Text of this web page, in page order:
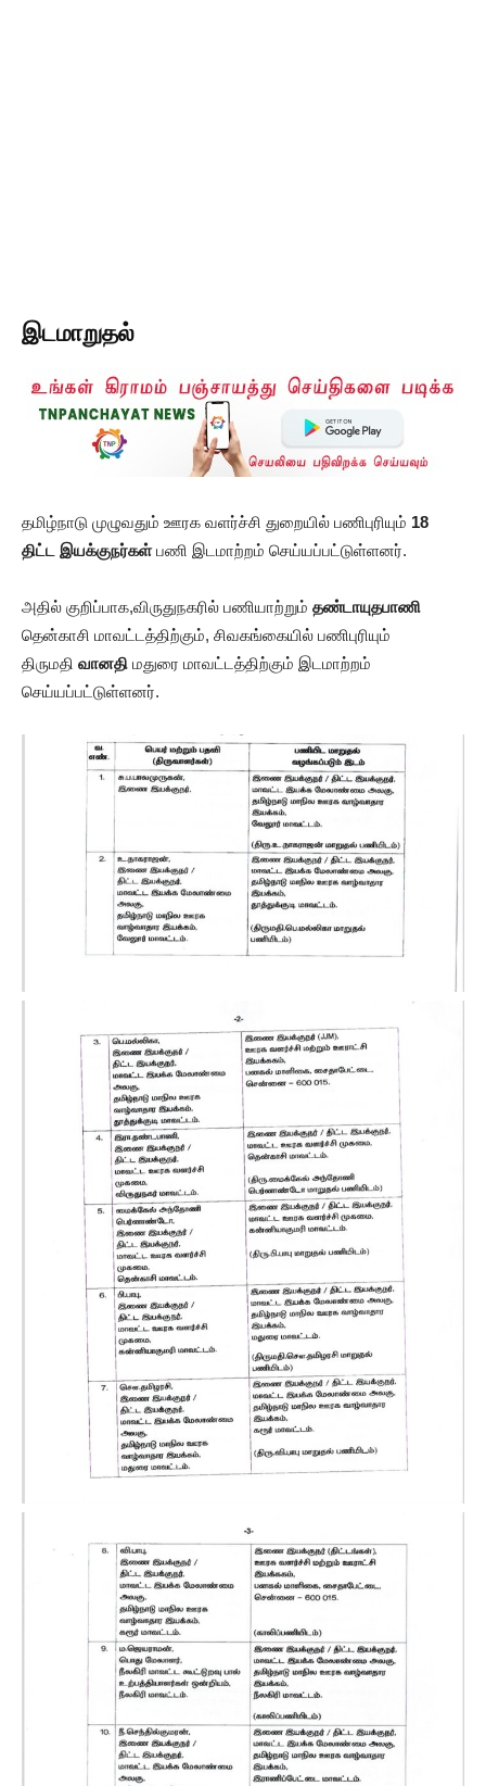
இடமாறுதல்
தமிழ்நாடு முழுவதும் ஊரக வளர்ச்சி துறையில் பணிபுரியும் 18
திட்ட இயக்குநர்கள்பணி இடமாற்றம் செய்யப்பட்டுள்ளனர்.
அதில் குறிப்பாக,விருதுநகரில் பணியாற்றும் தண்டாயுதபாணி
தென்காசி மாவட்டத்திற்கும், சிவகங்கையில் பணிபுரியும்
திருமதி வானதி மதுரை மாவட்டத்திற்கும் இடமாற்றம்
செய்யப்பட்டுள்ளனர்.